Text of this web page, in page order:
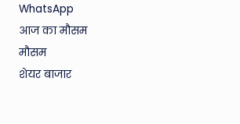
WhatsApp
आज का मौसम
मौसम
शेयर बाजार